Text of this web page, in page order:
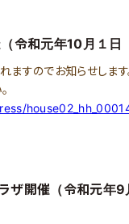
和元年10月１日（
すのでお知らせします
ザ開催（令和元年9